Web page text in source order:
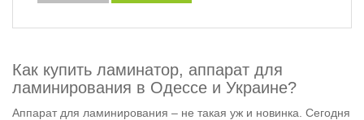
Как купить ламинатор, аппарат для
ламинирования в Одессе и Украине?
Аппарат для ламинирования – не такая уж и новинка. Сегодня